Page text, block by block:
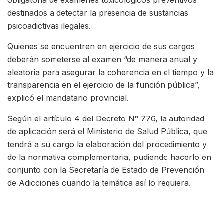
destinados a detectar la presencia de sustancias
psicoadictivas ilegales.
Quienes se encuentren en ejercicio de sus cargos
deberán someterse al examen “de manera anual y
aleatoria para asegurar la coherencia en el tiempo y la
transparencia en el ejercicio de la función pública”,
explicó el mandatario provincial.
Según el artículo 4 del Decreto N° 776, la autoridad
de aplicación será el Ministerio de Salud Pública, que
tendrá a su cargo la elaboración del procedimiento y
de la normativa complementaria, pudiendo hacerlo en
conjunto con la Secretaría de Estado de Prevención
de Adicciones cuando la temática así lo requiera.